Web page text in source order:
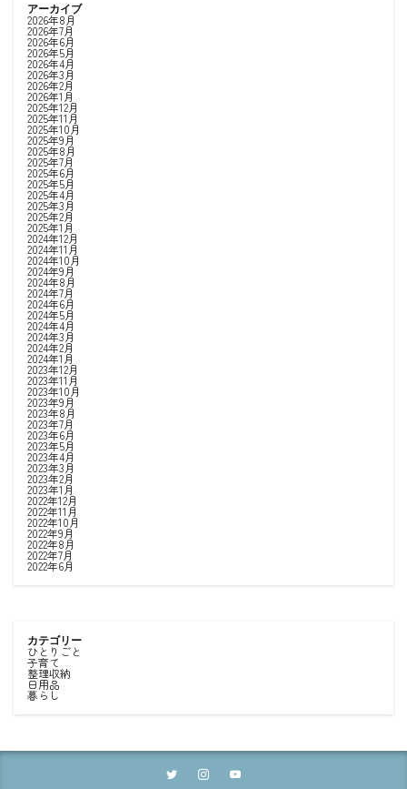
アーカイブ
2026年8月
2026年7月
2026年6月
2026年5月
2026年4月
2026年3月
2026年2月
2026年1月
2025年12月
2025年11月
2025年10月
2025年9月
2025年8月
2025年7月
2025年6月
2025年5月
2025年4月
2025年3月
2025年2月
2025年1月
2024年12月
2024年11月
2024年10月
2024年9月
2024年8月
2024年7月
2024年6月
2024年5月
2024年4月
2024年3月
2024年2月
2024年1月
2023年12月
2023年11月
2023年10月
2023年9月
2023年8月
2023年7月
2023年6月
2023年5月
2023年4月
2023年3月
2023年2月
2023年1月
2022年12月
2022年11月
2022年10月
2022年9月
2022年8月
2022年7月
2022年6月
カテゴリー
ひとりごと
子育て
整理収納
日用品
暮らし